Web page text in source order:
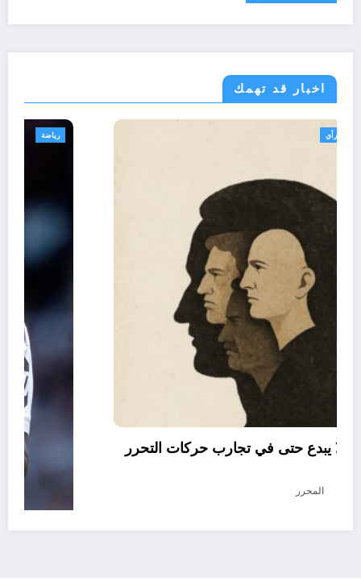
اخبار قد تهمك
تعاليق حرة
العقل النقلي لا يبدع حتى في تجارب حركات التحرر
أغسطس 6, 2026